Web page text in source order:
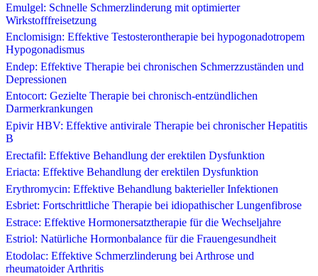
Emulgel: Schnelle Schmerzlinderung mit optimierter
Wirkstofffreisetzung
Enclomisign: Effektive Testosterontherapie bei hypogonadotropem
Hypogonadismus
Endep: Effektive Therapie bei chronischen Schmerzzuständen und
Depressionen
Entocort: Gezielte Therapie bei chronisch-entzündlichen
Darmerkrankungen
Epivir HBV: Effektive antivirale Therapie bei chronischer Hepatitis
B
Erectafil: Effektive Behandlung der erektilen Dysfunktion
Eriacta: Effektive Behandlung der erektilen Dysfunktion
Erythromycin: Effektive Behandlung bakterieller Infektionen
Esbriet: Fortschrittliche Therapie bei idiopathischer Lungenfibrose
Estrace: Effektive Hormonersatztherapie für die Wechseljahre
Estriol: Natürliche Hormonbalance für die Frauengesundheit
Etodolac: Effektive Schmerzlinderung bei Arthrose und
rheumatoider Arthritis